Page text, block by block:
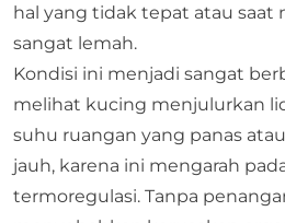
hal yang tidak tepat atau saat
sangat lemah.
Kondisi ini menjadi sangat
melihat kucing menjulurkan
suhu ruangan yang panas
jauh, karena ini mengarah
termoregulasi. Tanpa